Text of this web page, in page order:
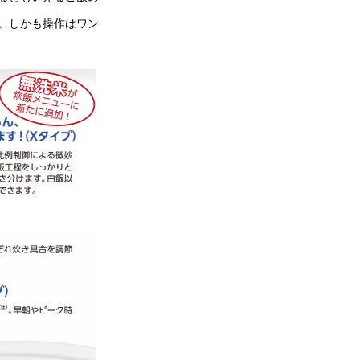
しかも操作はワン